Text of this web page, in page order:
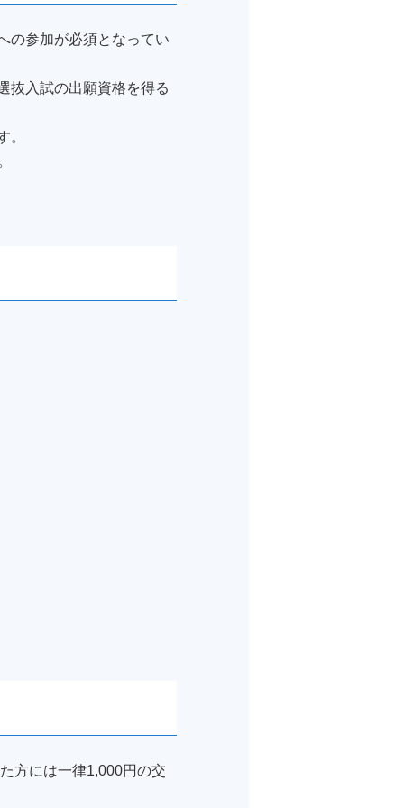
の参加が必須となってい
抜入試の出願資格を得る
。
方には一律1,000円の交